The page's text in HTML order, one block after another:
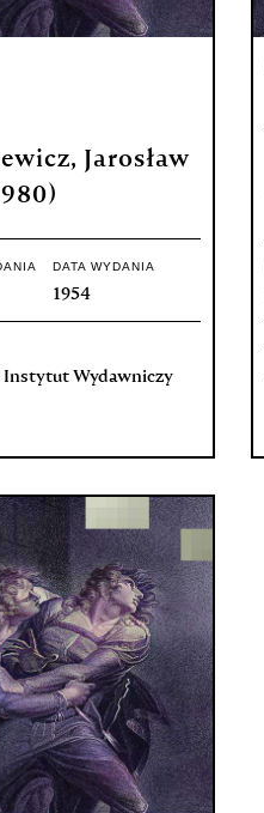
Jarosław
DATA WYDANIA
1954
Instytut Wydawniczy